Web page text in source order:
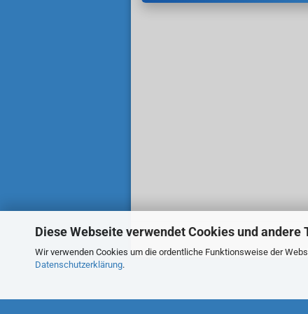
Diese Webseite verwendet Cookies und andere
Wir verwenden Cookies um die ordentliche Funktionsweise der
Datenschutzerklärung.